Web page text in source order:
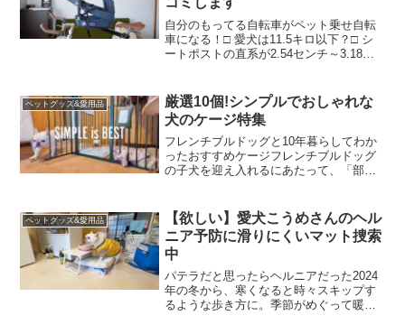
自分のもってる自転車がペット乗せ自転
車になる！□ 愛犬は11.5キロ以下？□ シ
ートポストの直系が2.54センチ～3.18セ
からハンドルの付け根まで48.5セン...
ペットグッズ&愛用品
厳選10個!シンプルでおしゃれな
犬のケージ特集
フレンチブルドッグと10年暮らしてわか
ったおすすめケージフレンチブルドッグ
の子犬を迎え入れるにあたって、「部屋
た。10キロ前後の室内犬が入れるケージ
の大きさは？フレンチブ...
ペットグッズ&愛用品
【欲しい】愛犬こうめさんのヘル
ニア予防に滑りにくいマット捜索
中
パテラだと思ったらヘルニアだった2024
年の冬から、寒くなると時々スキップす
るような歩き方に。季節がめぐって暖か